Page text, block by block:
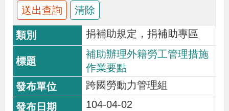
務
專
區
線
上
捐補助規定，捐補助專區
補助辦理外籍勞工管理措施
作業要點
跨國勞動力管理組
104-04-02